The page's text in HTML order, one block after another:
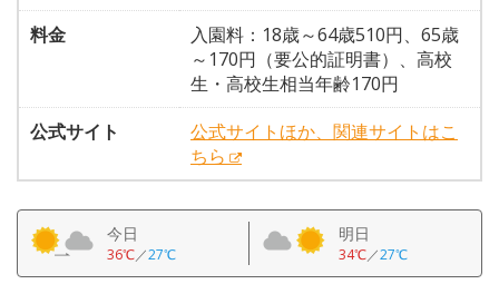
料金
入園料：18歳～64歳510円、65歳
～170円（要公的証明書）、高校
生・高校生相当年齢170円
公式サイト
公式サイトほか、関連サイトはこ
ちら
今日
36℃／27℃
明日
34℃／27℃